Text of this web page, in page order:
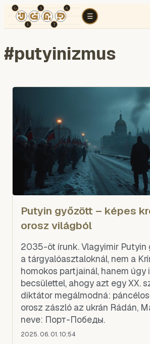
☰
TÉR
#putyinizmus
Putyin győzött – képes
orosz világból
2035-öt írunk. Vlagyimir Putyin
a tárgyalóasztaloknál, nem a
homokos partjainál, hanem úgy
becsülettel, ahogy azt egy XX.
diktátor megálmodná:
orosz zászló az ukrán Rádán,
neve: Порт-Победы.
2025. 06. 01. 10:54